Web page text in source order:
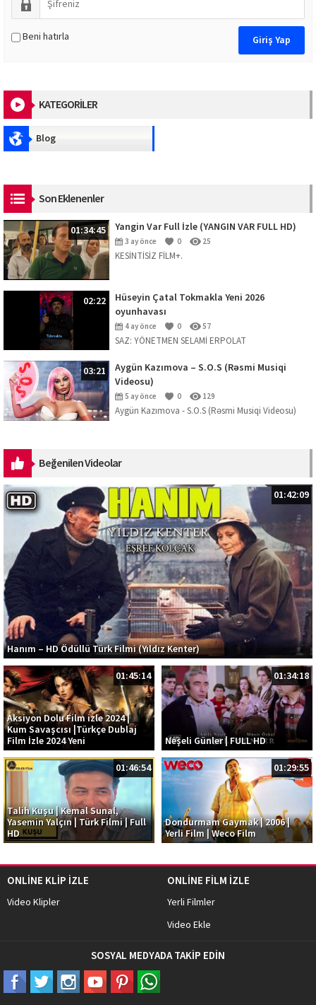
Beni hatırla
KATEGORİLER
Blog
Son Eklenenler
01:34:45 Yangin Var Full İzle (YANGIN VAR FULL HD)
3 ay önce 0 25
KESİNTİSİZ FİLM+.
02:22
Hüseyin Çatal Tokmakla Yeni 2026
oyunhavası
4 ay önce 0 57
SAZ: YÖNETMEN SELAMİ ERPOLAT
03:21
Aygün Kazımova – S.O.S (Rəsmi Musiqi
Videosu)
5 ay önce 0 129
Aygün Kazımova - S.O.S (Rəsmi Musiqi Videosu)
Beğenilen Videolar
01:42:09
Hanım – HD Ödüllü Türk Filmi (Yıldız Kenter)
01:45:14
Aksiyon Dolu Film izle 2024 |
Kum Savaşcısı |Türkçe Dublaj
Film İzle 2024 Yeni
01:34:18
Neşeli Günler | FULL HD
01:46:54
Talih Kuşu | Kemal Sunal,
Yasemin Yalçın | Türk Filmi | Full
HD
01:29:55
Dondurmam Gaymak | 2006 |
Yerli Film | Weco Film
ONLİNE KLİP İZLE
Video Klipler
ONLİNE FİLM İZLE
Yerli Filmler
Video Ekle
SOSYAL MEDYADA TAKİP EDİN